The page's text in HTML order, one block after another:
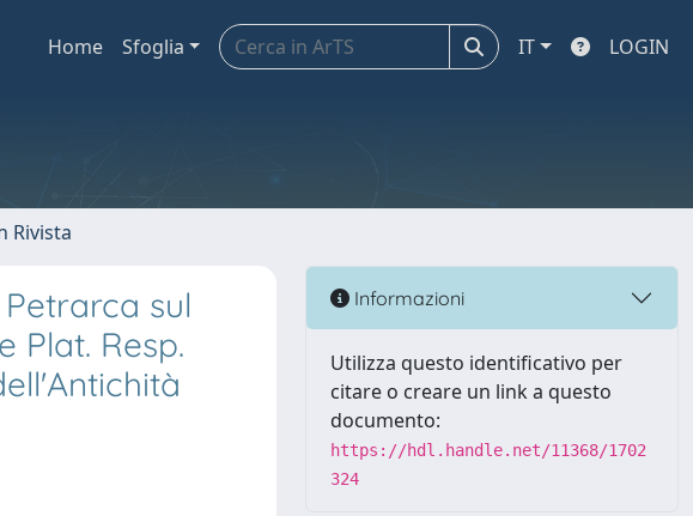
Home Sfoglia IT LOGIN
Rivista
sul
Plat. Resp.
Informazioni
Utilizza questo identificativo per
citare o creare un link a questo
documento:
https://hdl.handle.net/11368/1702
324